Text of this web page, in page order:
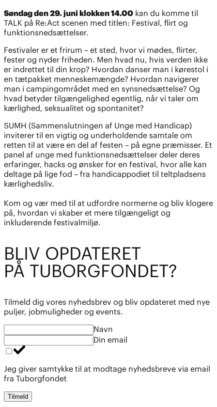
Søndag den 29. juni klokken 14.00 kan du komme til
TALK på Re:Act scenen med titlen: Festival, flirt og
funktionsnedsættelser.
Festivaler er et frirum – et sted, hvor vi mødes, flirter,
fester og nyder friheden. Men hvad nu, hvis verden ikke
er indrettet til din krop? Hvordan danser man i kørestol i
en tætpakket menneskemængde? Hvordan navigerer
man i campingområdet med en synsnedsættelse? Og
hvad betyder tilgængelighed egentlig, når vi taler om
kærlighed, seksualitet og spontanitet?
SUMH (Sammenslutningen af Unge med Handicap)
inviterer til en vigtig og underholdende samtale om
retten til at være en del af festen – på egne præmisser. Et
panel af unge med funktionsnedsættelser deler deres
erfaringer, hacks og ønsker for en festival, hvor alle kan
deltage på lige fod – fra handicappodiet til teltpladsens
kærlighedsliv.
Kom og vær med til at udfordre normerne og bliv klogere
på, hvordan vi skaber et mere tilgængeligt og
inkluderende festivalmiljø.
BLIV OPDATERET
PÅ TUBORGFONDET?
Tilmeld dig vores nyhedsbrev og bliv opdateret med nye
puljer, jobmuligheder og events.
Navn
Din email
Jeg giver samtykke til at modtage nyhedsbreve via email
fra Tuborgfondet
Tilmeld